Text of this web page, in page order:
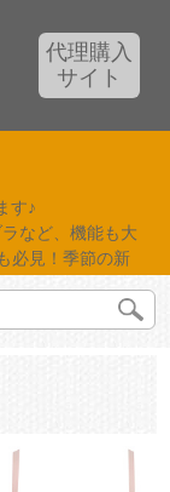
代理購入
サイト
す♪
など、機能も大
必見！季節の新